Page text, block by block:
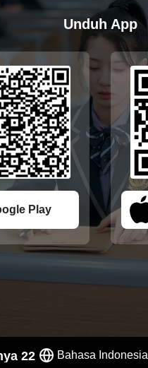
Unduh App
Play
22 Bahasa Indonesia